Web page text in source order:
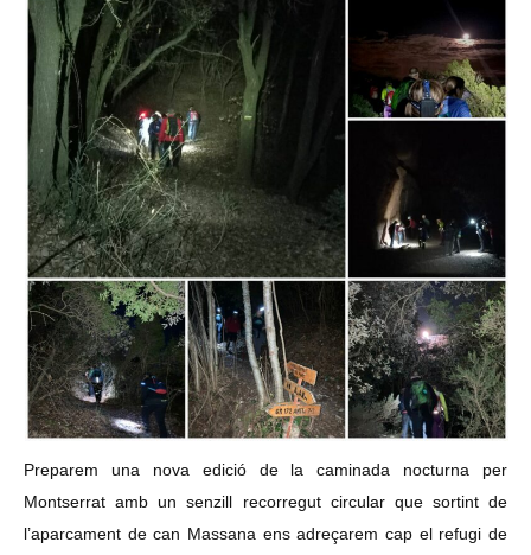
Preparem una nova edició de la caminada nocturna per
Montserrat amb un senzill recorregut circular que sortint de
l’aparcament de can Massana ens adreçarem cap el refugi de